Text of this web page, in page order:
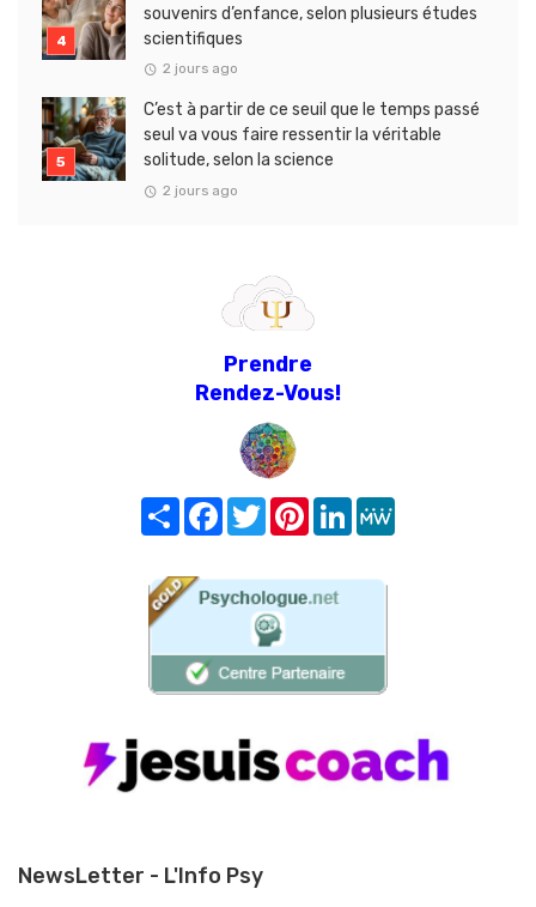
souvenirs d’enfance, selon plusieurs études
scientifiques
2 jours ago
C’est à partir de ce seuil que le temps passé
seul va vous faire ressentir la véritable
solitude, selon la science
2 jours ago
Prendre
Rendez-Vous!
Share FacebookTwitterPinterest
LinkedIn
NewsLetter - L'Info Psy